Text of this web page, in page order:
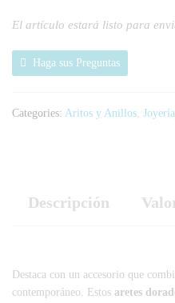
El artículo estará listo para
Haga sus Preguntas
Categories: Aritos y Anillos,
Descripción
Destaca con un accesorio que
contemporáneo. Estos aretes